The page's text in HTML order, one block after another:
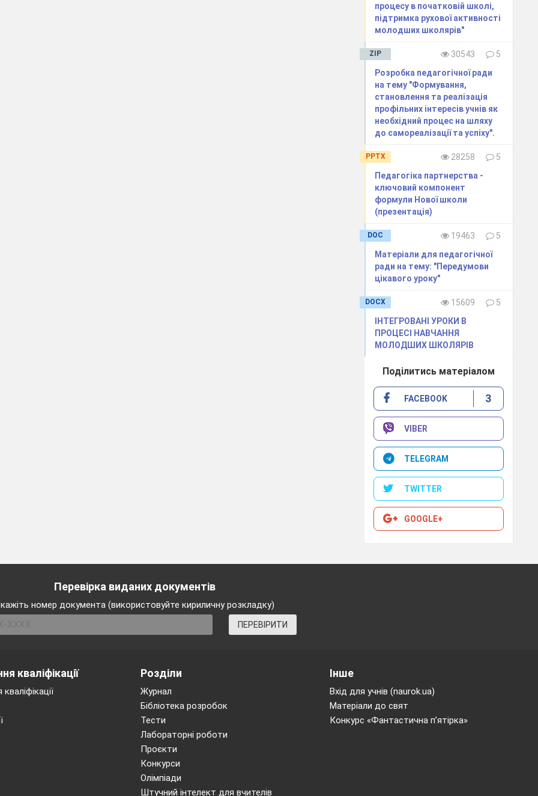
повинен володіти педагог? Оберіть правильну відповідь
творчі.
освіта
процесу в початковій школі,
підтримка рухової активності
молодших школярів"
ZIP 30543
5
Розробка педагогічної ради
на тему "Формування,
становлення та реалізація
профільних інтересів учнів як
необхідний процес на шляху
до самореалізації та успіху".
PPTX 28258
5
Педагогіка партнерства -
ключовий компонент
формули Нової школи
(презентація)
DOC 19463
5
Матеріали для педагогічної
ради на тему: "Передумови
цікавого уроку"
DOCX 15609
5
ІНТЕГРОВАНІ УРОКИ В
ПРОЦЕСІ НАВЧАННЯ
МОЛОДШИХ ШКОЛЯРІВ
Поділитись матеріалом
FACEBOOK 3
VIBER
TELEGRAM
TWITTER
GOOGLE+
Перевірка виданих документів
номер документа (використовуйте кириличну розкладку)
ПЕРЕВІРИТИ
кваліфікації Розділи
Журнал
Бібліотека розробок
Тести
Лабораторні роботи
Проєкти
Конкурси
Олімпіади
Штучний інтелект для вчителів
Інше
Вхід для учнів (naurok.ua)
Матеріали до свят
Конкурс «Фантастична п’ятірка»